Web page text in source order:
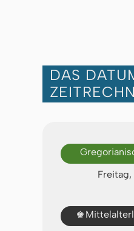
DAS
Freitag,
♚